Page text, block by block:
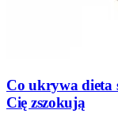
Co ukrywa dieta
Cię zszokują